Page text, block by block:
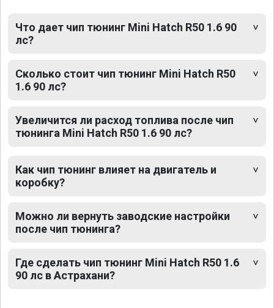
Что дает чип тюнинг Mini Hatch R50 1.6 90
лс?
Сколько стоит чип тюнинг Mini Hatch R50
1.6 90 лс?
Увеличится ли расход топлива после чип
тюнинга Mini Hatch R50 1.6 90 лс?
Как чип тюнинг влияет на двигатель и
коробку?
Можно ли вернуть заводские настройки
после чип тюнинга?
Где сделать чип тюнинг Mini Hatch R50 1.6
90 лс в Астрахани?